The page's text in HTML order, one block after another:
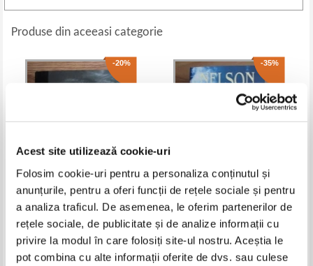
Acest site utilizează cookie-uri
Folosim cookie-uri pentru a personaliza conținutul și
anunțurile, pentru a oferi funcții de rețele sociale și pentru
a analiza traficul. De asemenea, le oferim partenerilor de
rețele sociale, de publicitate și de analize informații cu
privire la modul în care folosiți site-ul nostru. Aceștia le
pot combina cu alte informații oferite de dvs. sau culese
Produse din aceeasi categorie
-20%
Samantha Harvey - Tinutul
pustiit
Pret: 10,00Lei 8,00 Lei
Adaugă în coș
-35%
Nelson DeMille - Spencerville
Pret:15,00Lei 9,75 Lei
Adaugă în coș